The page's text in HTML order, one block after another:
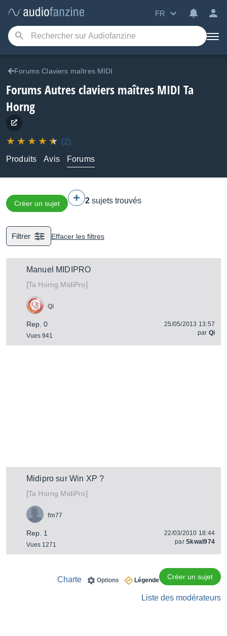
FR
Forums Claviers maîtres MIDI
Forums Autres claviers maîtres MIDI Ta
Horng
(2)
Produits
Avis Forums
Créer un sujet 2 sujets trouvés
Filtrer Effacer les filtres
Manuel MIDIPRO
[Ta Horng MidiPro]
Rep. 0
Vues 941
Qi
25/05/2013 13:57
par Qi
Midipro sur Win XP ?
[Ta Horng MidiPro]
Rep. 1
Vues 1271
fm77
22/03/2010 18:44
parSkwal974
Créer un sujet
Légende
Options
Charte
Liste des modérateurs